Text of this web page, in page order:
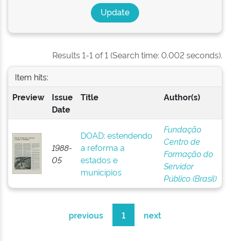
Results 1-1 of 1 (Search time: 0.002 seconds).
Item hits:
Preview
Issue
Date
Title Author(s)
1988-
05
DOAD: estendendo
a reforma a
estados e
municípios
Fundação
Centro de
Formação do
Servidor
Público (Brasil)
previous 1 next